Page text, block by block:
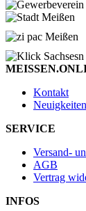
Kontakt
Neuigkeiten
SERVICE
Versand-
AGB
Vertrag
INFOS